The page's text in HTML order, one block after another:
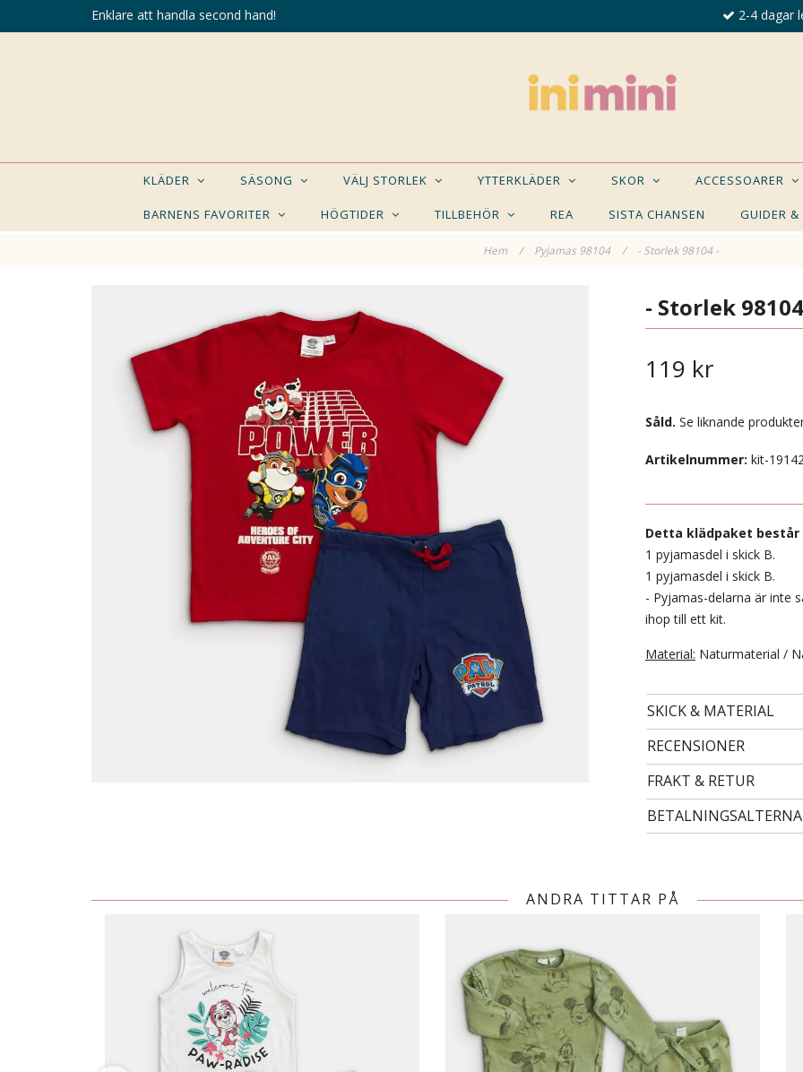
Enklare att handla second hand! 2-4 dagar
KLÄDER SÄSONG VÄLJ STORLEK YTTERKLÄDER SKOR ACCESSOARER
BARNENS FAVORITER HÖGTIDER TILLBEHÖR REA SISTA CHANSEN GUIDER
Hem / Pyjamas 98104 / - Storlek 98104 -
KANSKE NÅGON AV DESSA PRODUKTER KAN
- STORLEK 98/104 -
- Storlek
119 kr
Såld. Se liknande
Artikelnummer: kit-
Detta klädpaket består
1 pyjamasdel i skick B.
1 pyjamasdel i skick B.
- Pyjamas-delarna är inte
ihop till ett kit.
Material: Naturmaterial /
SKICK & MATERIAL
RECENSIONER
FRAKT & RETUR
ANDRA TITTAR PÅ